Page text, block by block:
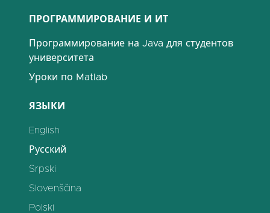
ПРОГРАММИРОВАНИЕ И ИТ
Программирование на Java для студентов
университета
Уроки по Matlab
ЯЗЫКИ
English
Русский
Srpski
Slovenščina
Polski